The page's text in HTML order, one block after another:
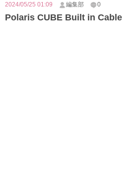
2024/05/25 01:09 編集部 0
Polaris CUBE Built in Cable